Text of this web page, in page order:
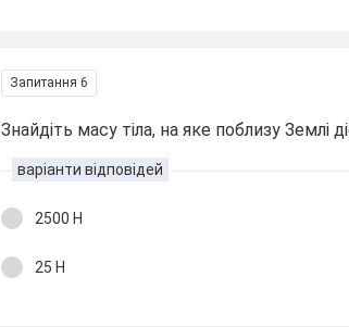
Запитання 6
Знайдіть масу тіла, на яке поблизу Землі
варіанти відповідей
2500 Н
25 Н